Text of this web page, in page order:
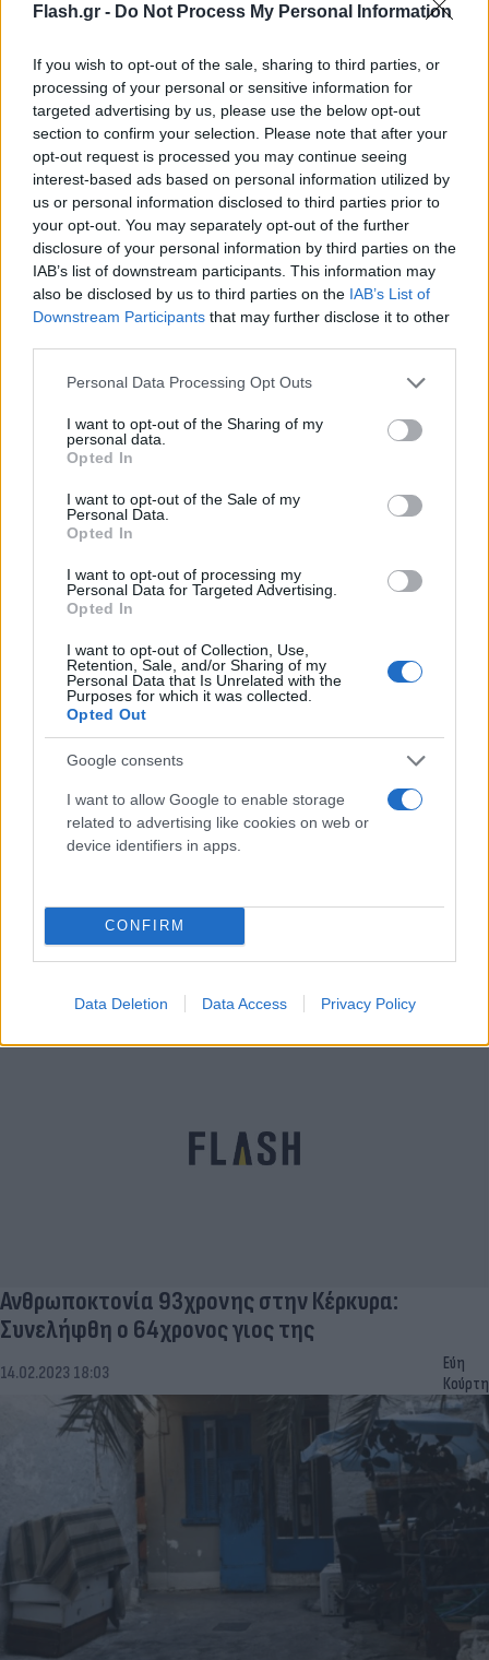
Flash.gr - Do Not Process My Personal Information
If you wish to opt-out of the sale, sharing to third parties, or
processing of your personal or sensitive information for
targeted advertising by us, please use the below opt-out
section to confirm your selection. Please note that after your
opt-out request is processed you may continue seeing
interest-based ads based on personal information utilized by
us or personal information disclosed to third parties prior to
your opt-out. You may separately opt-out of the further
disclosure of your personal information by third parties on the
IAB’s list of downstream participants. This information may
also be disclosed by us to third parties on the IAB’s List of
Downstream Participants that may further disclose it to other
Please note that this website/app uses one or more Google
not limited to your visit or usage behaviour. You may click to
grant or deny consent to Google and its third-party tags to
use your data for below specified purposes in below Google
consent section.
Personal Data Processing Opt Outs
I want to opt-out of the Sharing of my
personal data.
Opted In
I want to opt-out of the Sale of my
Personal Data.
Opted In
I want to opt-out of processing my
Personal Data for Targeted Advertising.
Opted In
I want to opt-out of Collection, Use,
Retention, Sale, and/or Sharing of my
Personal Data that Is Unrelated with the
Purposes for which it was collected.
Opted Out
Google consents
I want to allow Google to enable storage
related to advertising like cookies on web or
device identifiers in apps.
CONFIRM
Data Deletion Data Access Privacy Policy
Τζορτζ Φλόιντ: Ένοχος για συνέργεια σε
ανθρωποκτονία κρίθηκε ένας από τους
αστυνομικούς
02.05.2023 20:28
Ρόδος: Προσωρινά κρατούμενος ο Βαγγέλης, γιος
03.03.2023 20:04
Ρόδος: Δίωξη στον Βαγγέλη για τη δολοφονία του
πατέρα του στη Μεσαιωνική Πόλη
Ανθρωποκτονία 93χρονης στην Κέρκυρα:
Συνελήφθη ο 64χρονος γιος της
14.02.2023 18:03
Εύη
Κούρτη